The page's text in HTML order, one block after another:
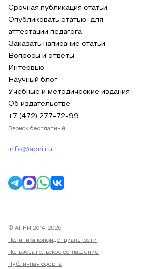
Срочная публикация статьи
Опубликовать статью для
аттестации педагога
Заказать написание статьи
Вопросы и ответы
Интервью
Научный блог
Учебные и методические издания
Об издательстве
+7 (472) 277-72-99
Звонок бесплатный
info@apni.ru
© АПНИ 2014-2026
Политика конфиденциальности
Пользовательское соглашение
Публичная оферта